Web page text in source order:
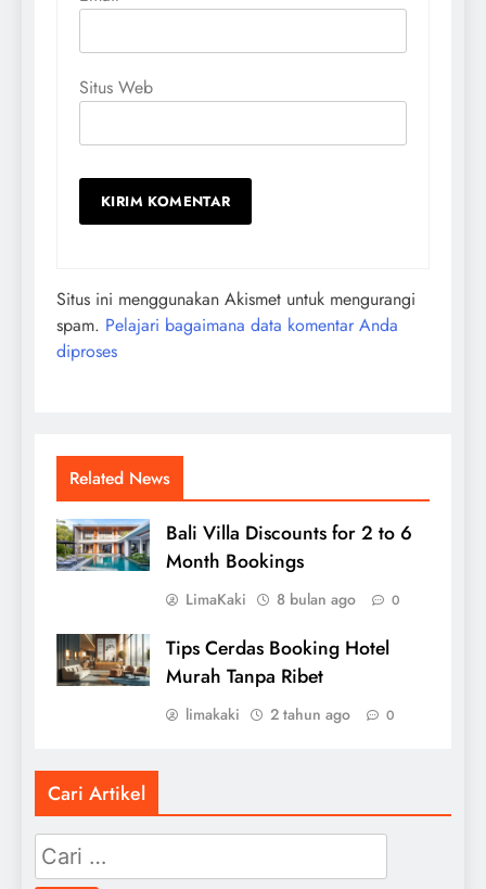
Situs Web
Situs ini menggunakan Akismet untuk mengurangi
spam. Pelajari bagaimana data komentar Anda
diproses
Related News
Bali Villa Discounts for 2 to 6
Month Bookings
LimaKaki 8 bulan ago 0
Tips Cerdas Booking Hotel
Murah Tanpa Ribet
limakaki 2 tahun ago 0
Cari Artikel
Cari
untuk: